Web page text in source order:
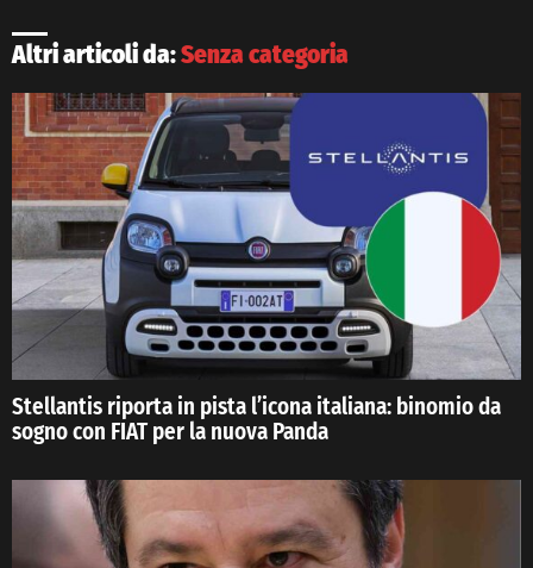
Altri articoli da:Senza categoria
Stellantis riporta in pista l’icona italiana: binomio da
sogno con FIAT per la nuova Panda